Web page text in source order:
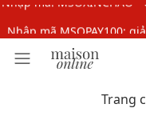
Nhập mã: MSOXINCHAO
Nhập mã: MSOXINCHAO
Trang